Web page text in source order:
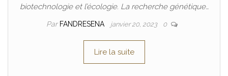
biotechnologie et l’écologie. La recherche génétique…
Par FANDRESENA janvier 20, 2023 0
Lire la suite